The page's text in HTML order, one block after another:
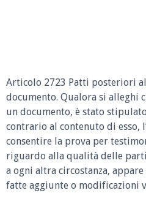
Articolo 2723 Patti posteriori
documento. Qualora si alleghi
un documento, è stato
contrario al contenuto di esso,
consentire la prova per
riguardo alla qualità delle
a ogni altra circostanza,
fatte aggiunte o modificazioni